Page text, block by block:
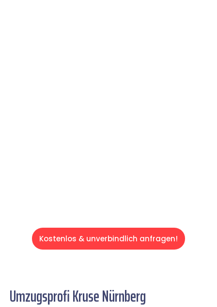
Kostenlos & unverbindlich anfragen!
Umzugsprofi Kruse Nürnberg